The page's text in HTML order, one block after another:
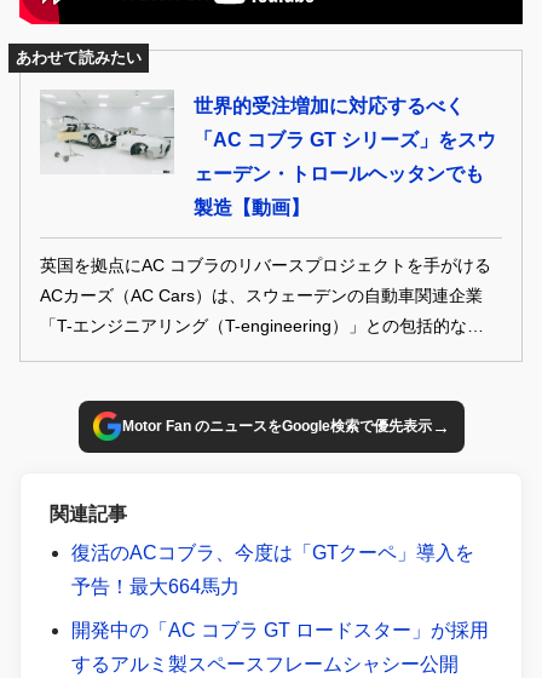
あわせて読みたい
世界的受注増加に対応するべく
「AC コブラ GT シリーズ」をスウ
ェーデン・トロールヘッタンでも
製造【動画】
英国を拠点にAC コブラのリバースプロジェクトを手がける
ACカーズ（AC Cars）は、スウェーデンの自動車関連企業
「T-エンジニアリング（T-engineering）」との包括的なパー
ターの生産を発表した。
Motor Fan のニュースをGoogle検索で優先表示→
関連記事
復活のACコブラ、今度は「GTクーペ」導入を
予告！最大664馬力
開発中の「AC コブラ GT ロードスター」が採用
するアルミ製スペースフレームシャシー公開